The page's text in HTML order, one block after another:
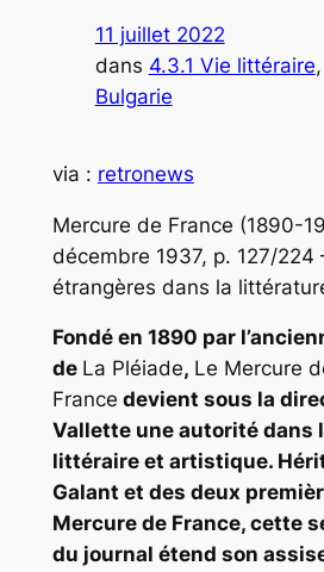
11 juillet 2022
dans 4.3.1 Vie littéraire,
Bulgarie
via : retronews
Mercure de France (1890-
décembre 1937, p. 127/224
étrangères dans la
Fondé en 1890 par
de La Pléiade, Le Mercure
France devient sous la
Vallette une autorité dans
littéraire et artistique.
Galant et des deux
Mercure de France, cette
du journal étend son